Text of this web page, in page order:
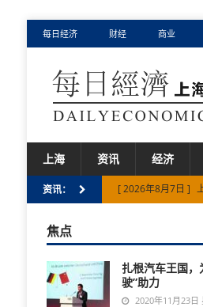
每日经济 财经 商业
上海 资讯 经济
资讯： [ 2026年8月7日 ]
[ 2026年8月6日 ]
[ 2026年8月7日 ]
[ 2026年8月7日 ]
焦点
扎根汽车王国，
驶”助力
2020年11月23日